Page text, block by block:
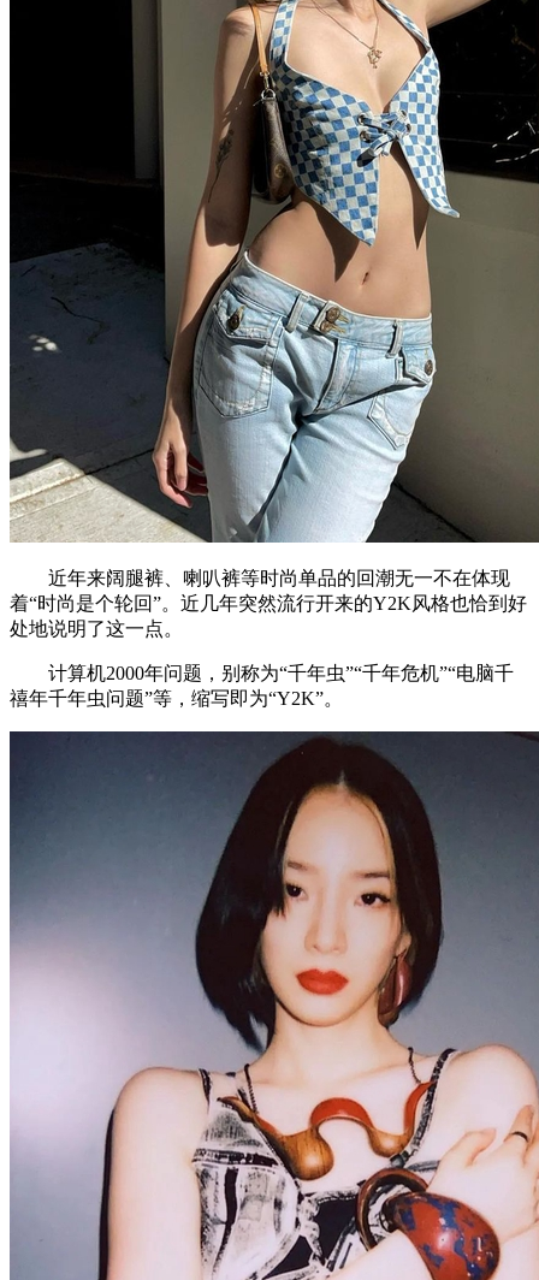
近年来阔腿裤、喇叭裤等时尚单品的回潮无一不在体现
着“时尚是个轮回”。近几年突然流行开来的Y2K风格也恰到好
处地说明了这一点。
计算机2000年问题，别称为“千年虫”“千年危机”“电脑千
禧年千年虫问题”等，缩写即为“Y2K”。